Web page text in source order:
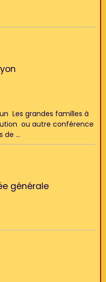
Les grandes familles à
ou autre conférence
de ...
générale